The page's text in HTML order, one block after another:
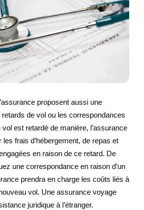
proposent aussi une
de vol ou les correspondances
est retardé de manière, l’assurance
frais d’hébergement, de repas et
en raison de ce retard. De
une correspondance en raison d’un
prendra en charge les coûts liés à
vol. Une assurance voyage
juridique à l’étranger.